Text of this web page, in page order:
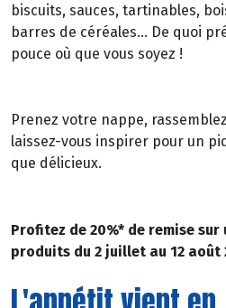
biscuits, sauces, tartinables,
barres de céréales... De quoi
pouce où que vous soyez !
Prenez votre nappe,
laissez-vous inspirer pour un
que délicieux.
Profitez de 20%* de remise
produits du 2 juillet au 12 août